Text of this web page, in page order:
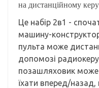
на дистанційному
Це набір 2в1 -
машину-
пульта може
допомозі
позашляховик
їхати вперед/